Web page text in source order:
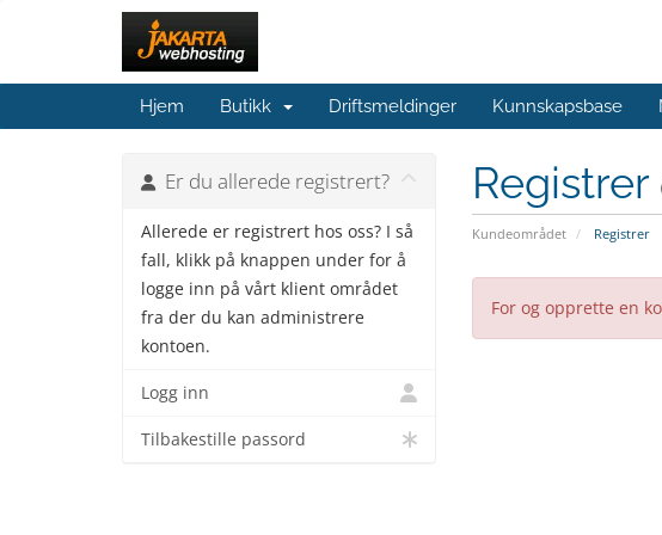
Hjem Butikk Driftsmeldinger Kunnskapsbase
Registrer
Kundeområdet Registrer
Er du allerede registrert?
Allerede er registrert hos oss? I så
fall, klikk på knappen under for å
logge inn på vårt klient området
fra der du kan administrere
kontoen.
Logg inn
Tilbakestille passord
For og opprette en